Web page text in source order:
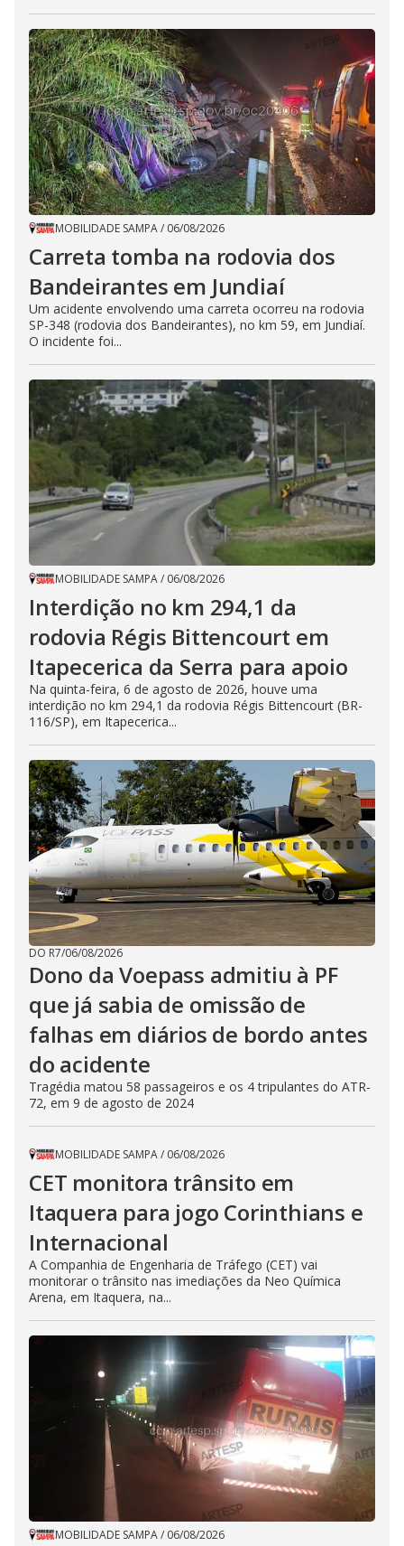
MOBILIDADE SAMPA/ 06/08/2026
Carreta tomba na rodovia dos
Bandeirantes em Jundiaí
Um acidente envolvendo uma carreta ocorreu na rodovia
SP-348 (rodovia dos Bandeirantes), no km 59, em Jundiaí.
O incidente foi...
MOBILIDADE SAMPA/ 06/08/2026
Interdição no km 294,1 da
rodovia Régis Bittencourt em
Itapecerica da Serra para apoio
Na quinta-feira, 6 de agosto de 2026, houve uma
interdição no km 294,1 da rodovia Régis Bittencourt (BR-
116/SP), em Itapecerica...
DO R7/06/08/2026
Dono da Voepass admitiu à PF
que já sabia de omissão de
falhas em diários de bordo antes
do acidente
Tragédia matou 58 passageiros e os 4 tripulantes do ATR-
72, em 9 de agosto de 2024
MOBILIDADE SAMPA/ 06/08/2026
CET monitora trânsito em
Itaquera para jogo Corinthians e
Internacional
A Companhia de Engenharia de Tráfego (CET) vai
monitorar o trânsito nas imediações da Neo Química
Arena, em Itaquera, na...
MOBILIDADE SAMPA/ 06/08/2026